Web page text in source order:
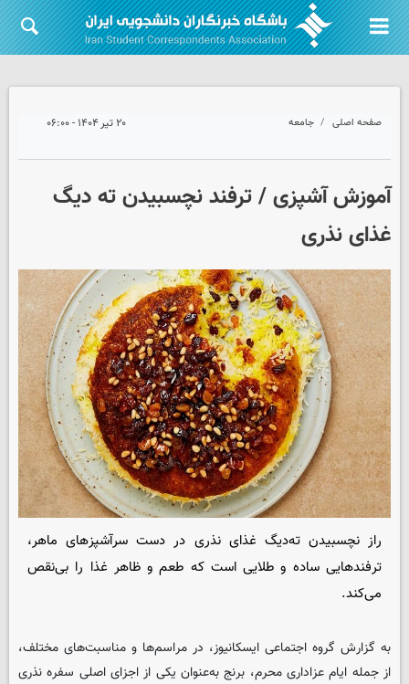
صفحه اصلی جامعه ۲۰ تیر ۱۴۰۴ - ۰۶:۰۰
آموزش آشپزی / ترفند نچسبیدن ته دیگ
غذای نذری
راز نچسبیدن ته‌دیگ غذای نذری در دست سرآشپزهای ماهر،
ترفندهایی ساده و طلایی است که طعم و ظاهر غذا را بی‌نقص
می‌کند.
به گزارش گروه اجتماعی ایسکانیوز، در مراسم‌ها و مناسبت‌های مختلف،
از جمله ایام عزاداری محرم، برنج به‌عنوان یکی از اجزای اصلی سفره نذری